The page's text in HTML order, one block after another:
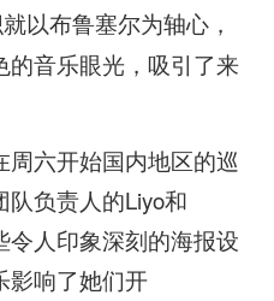
以布鲁塞尔为轴心，
音乐眼光，吸引了来
六开始国内地区的巡
负责人的Liyo和
令人印象深刻的海报设
影响了她们开